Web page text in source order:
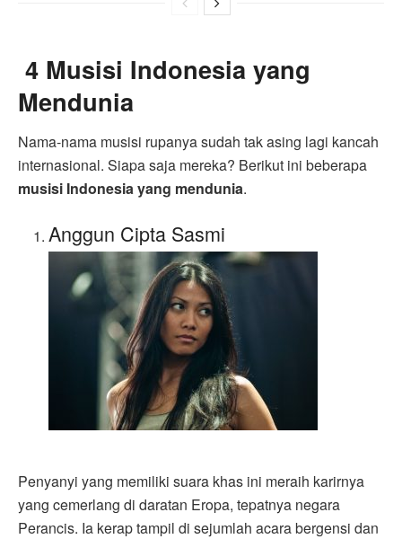
4 Musisi Indonesia yang
Mendunia
Nama-nama musisi rupanya sudah tak asing lagi kancah
internasional. Siapa saja mereka? Berikut ini beberapa
musisi Indonesia yang mendunia.
Anggun Cipta Sasmi
Penyanyi yang memiliki suara khas ini meraih karirnya
yang cemerlang di daratan Eropa, tepatnya negara
Perancis. Ia kerap tampil di sejumlah acara bergensi dan